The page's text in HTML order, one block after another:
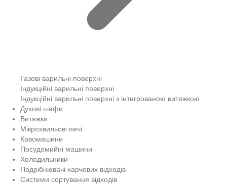
Газові варильні поверхні
Індукційні варильні поверхні
Індукційні варильні поверхні з інтегрованою витяжкою
Духові шафи
Витяжки
Мікрохвильові печі
Кавомашини
Посудомийні машини
Холодильники
Подрібнювачі харчових відходів
Системи сортування відходів